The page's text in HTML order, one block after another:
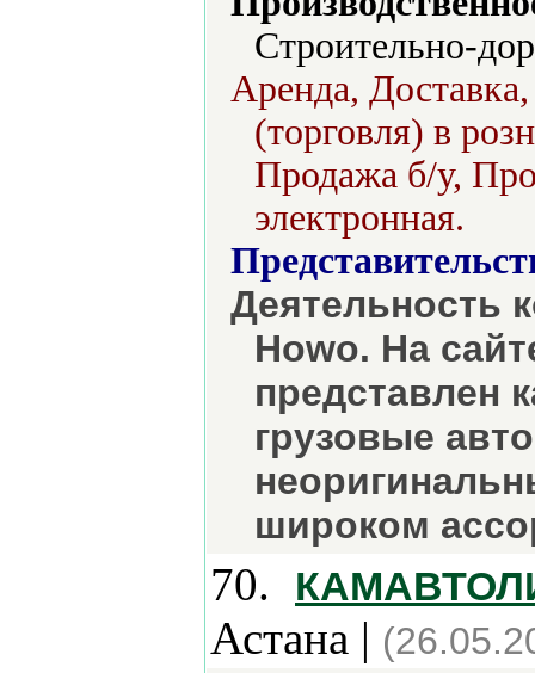
Строительно-
Аренда,
(торговля) в
Продажа б/у,
электронная.
Деятельность
Howo. На
представлен
грузовые
широком
70.
Астана |